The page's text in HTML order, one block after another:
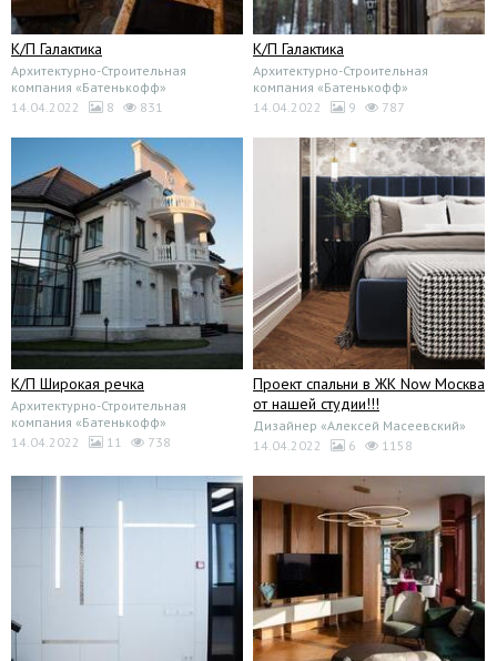
К/П Галактика
Архитектурно-Строительная
компания «Батенькофф»
14.04.2022
8 831
К/П Галактика
Архитектурно-Строительная
компания «Батенькофф»
14.04.2022
9 787
К/П Широкая речка
Архитектурно-Строительная
компания «Батенькофф»
14.04.2022
11 738
Проект спальни в ЖК Now Москва
от нашей студии!!!
Дизайнер «Алексей Масеевский»
14.04.2022
6 1158